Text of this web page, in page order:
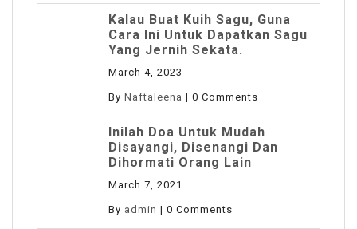
Kalau Buat Kuih Sagu, Guna
Cara Ini Untuk Dapatkan Sagu
Yang Jernih Sekata.
March 4, 2023
By Naftaleena | 0 Comments
Inilah Doa Untuk Mudah
Disayangi, Disenangi Dan
Dihormati Orang Lain
March 7, 2021
By admin | 0 Comments